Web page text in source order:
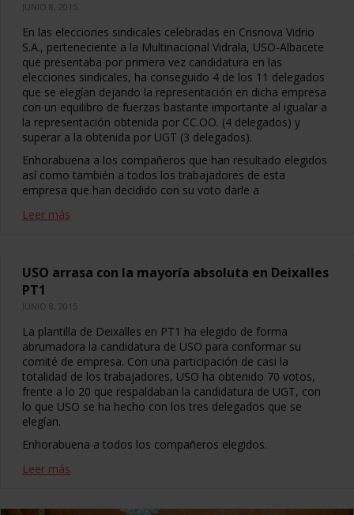
JUNIO 8, 2015
En las elecciones sindicales celebradas en Crisnova Vidrio
S.A., perteneciente a la Multinacional Vidrala, USO-Albacete
que presentaba por primera vez candidatura en las
elecciones sindicales, ha conseguido 4 de los 11 delegados
que se elegían dejando la representación en dicha empresa
con un equilibro de fuerzas bastante importante al igualar a
la representación obtenida por CC.OO. (4 delegados) y
superar a la obtenida por UGT (3 delegados).
Enhorabuena a los compañeros que han resultado elegidos
así como también a todos los trabajadores de esta
empresa que han decidido con su voto darle a
Leer más
USO arrasa con la mayoría absoluta en Deixalles
PT1
JUNIO 8, 2015
La plantilla de Deixalles en PT1 ha elegido de forma
abrumadora la candidatura de USO para conformar su
comité de empresa. Con una participación de casi la
totalidad de los trabajadores, USO ha obtenido 70 votos,
frente a lo 20 que respaldaban la candidatura de UGT, con
lo que USO se ha hecho con los tres delegados que se
elegían.
Enhorabuena a todos los compañeros elegidos.
Leer más